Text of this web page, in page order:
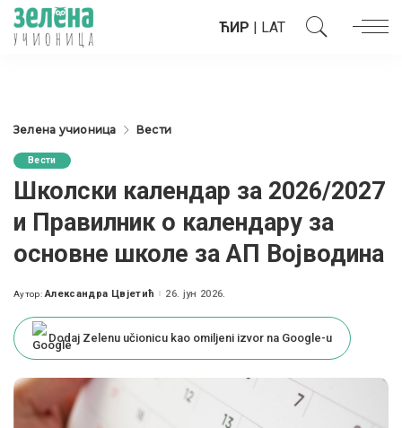
ЋИР | LAT
Зелена учионица Вести
Вести
Школски календар за 2026/2027
и Правилник о календару за
основне школе за АП Војводина
Posted
Аутор: Александра Цвјетић 26. јун 2026.
Dodaj Zelenu učionicu kao omiljeni izvor na Google-u